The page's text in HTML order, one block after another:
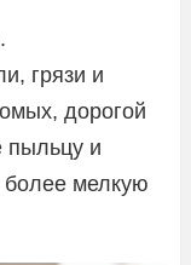
грязи и
дорогой
пыльцу и
мелкую